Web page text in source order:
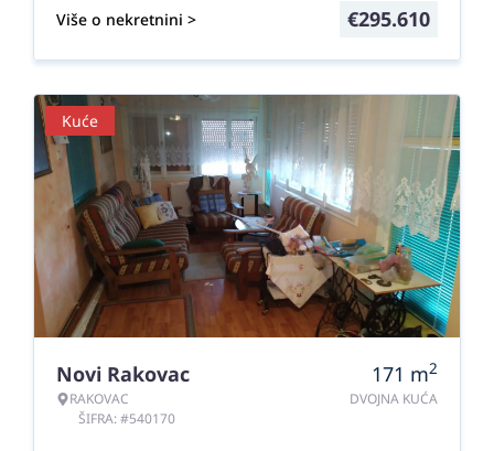
Više o nekretnini > €295.610
Kuće
Novi Rakovac
RAKOVAC
ŠIFRA: #540170
171 m2
DVOJNA KUĆA